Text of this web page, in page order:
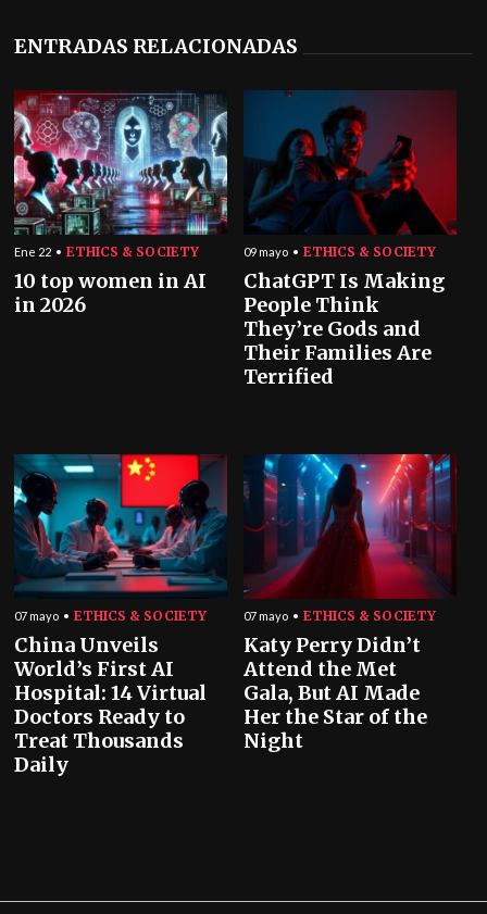
ENTRADAS RELACIONADAS
Ene 22 ETHICS & SOCIETY
10 top women in AI
in 2026
09 mayo ETHICS & SOCIETY
ChatGPT Is Making
People Think
They’re Gods and
Their Families Are
Terrified
07 mayo ETHICS & SOCIETY
China Unveils
World’s First AI
Hospital: 14 Virtual
Doctors Ready to
Treat Thousands
Daily
07 mayo ETHICS & SOCIETY
Katy Perry Didn’t
Attend the Met
Gala, But AI Made
Her the Star of the
Night